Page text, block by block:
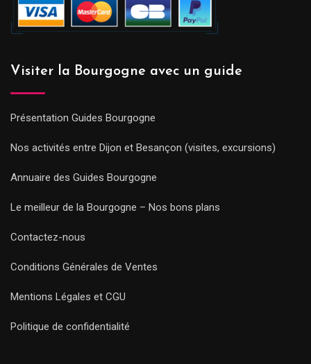
Visiter la Bourgogne avec un guide
Présentation Guides Bourgogne
Nos activités entre Dijon et Besançon (visites, excursions)
Annuaire des Guides Bourgogne
Le meilleur de la Bourgogne – Nos bons plans
Contactez-nous
Conditions Générales de Ventes
Mentions Légales et CGU
Politique de confidentialité